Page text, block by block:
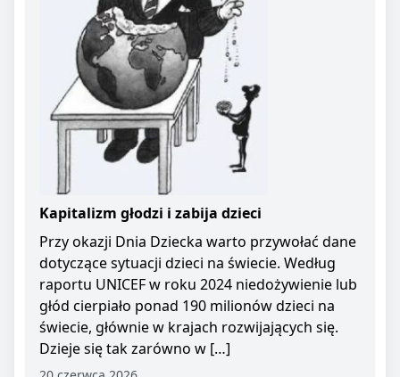
Kapitalizm głodzi i zabija dzieci
Przy okazji Dnia Dziecka warto przywołać dane
dotyczące sytuacji dzieci na świecie. Według
raportu UNICEF w roku 2024 niedożywienie lub
głód cierpiało ponad 190 milionów dzieci na
świecie, głównie w krajach rozwijających się.
Dzieje się tak zarówno w […]